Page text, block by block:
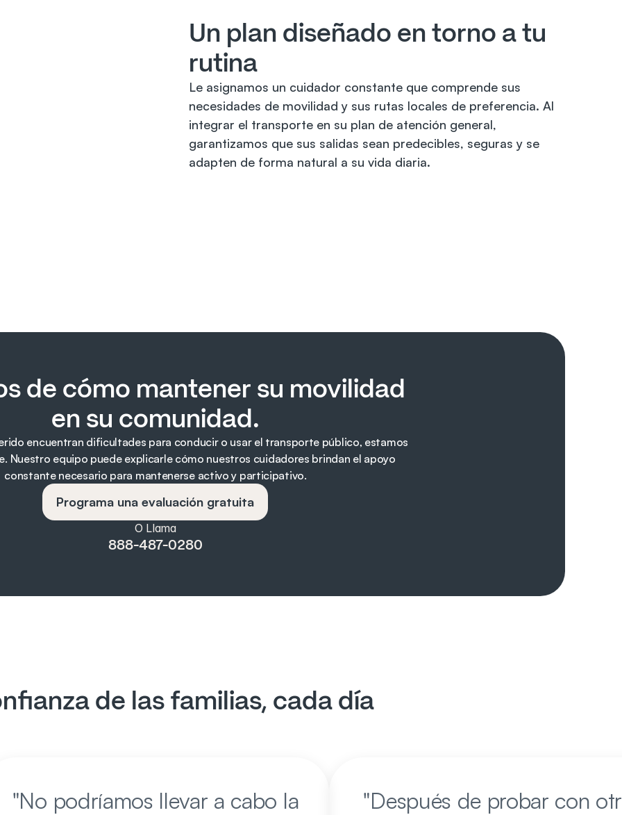
Un plan diseñado en torno a tu
rutina
Le asignamos un cuidador constante que comprende sus
necesidades de movilidad y sus rutas locales de preferencia. Al
integrar el transporte en su plan de atención general,
garantizamos que sus salidas sean predecibles, seguras y se
adapten de forma natural a su vida diaria.
de cómo mantener su movilidad
en su comunidad.
encuentran dificultades para conducir o usar el transporte público, estamos
Nuestro equipo puede explicarle cómo nuestros cuidadores brindan el apoyo
constante necesario para mantenerse activo y participativo.
Programa una evaluación gratuita
O Llama
888-487-0280
de las familias, cada día
"No podríamos llevar a cabo la
"Después de probar con